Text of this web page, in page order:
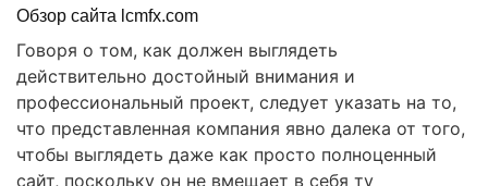
Обзор сайта lcmfx.com
Говоря о том, как должен выглядеть
действительно достойный внимания и
профессиональный проект, следует указать на то,
что представленная компания явно далека от того,
чтобы выглядеть даже как просто полноценный
сайт, поскольку он не вмещает в себя ту